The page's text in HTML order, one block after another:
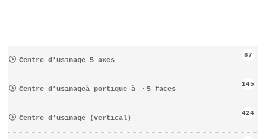
Centre d’usinage 5 axes
67
Centre d’usinageà portique à ・5 faces
145
Centre d′usinage (vertical)
424